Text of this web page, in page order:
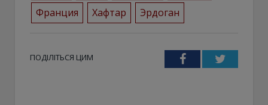
Франция
Хафтар Эрдоган
ПОДІЛІТЬСЯ ЦИМ FacebookTwitter